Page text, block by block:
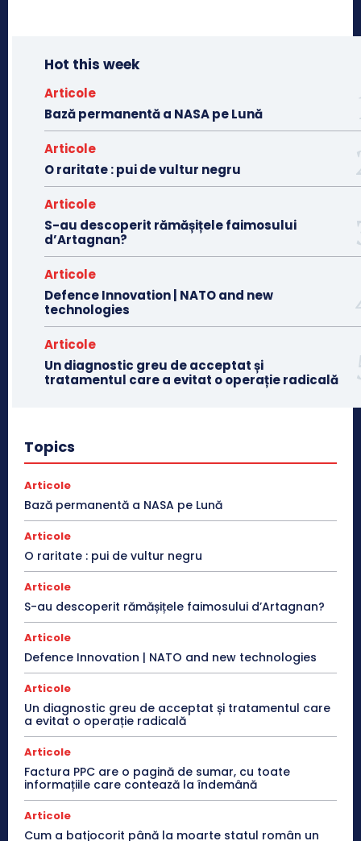
Hot this week
Articole
Bază permanentă a NASA pe Lună
Articole
O raritate : pui de vultur negru
Articole
S-au descoperit rămășițele faimosului
d’Artagnan?
Articole
Defence Innovation | NATO and new
technologies
Articole
Un diagnostic greu de acceptat și
tratamentul care a evitat o operație radicală
Topics
Articole
Bază permanentă a NASA pe Lună
Articole
O raritate : pui de vultur negru
Articole
S-au descoperit rămășițele faimosului d’Artagnan?
Articole
Defence Innovation | NATO and new technologies
Articole
Un diagnostic greu de acceptat și tratamentul care
a evitat o operație radicală
Articole
Factura PPC are o pagină de sumar, cu toate
informațiile care contează la îndemână
Articole
Cum a batjocorit până la moarte statul român un